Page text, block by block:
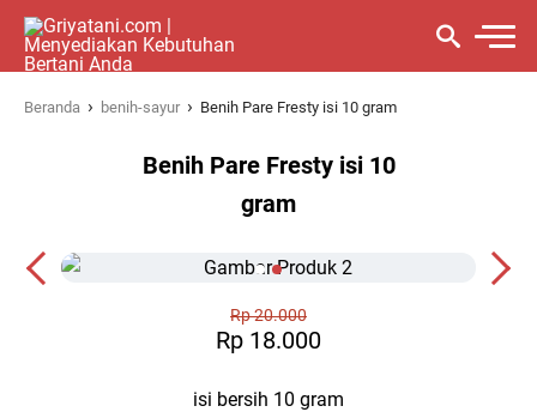
Beranda › benih-sayur › Benih Pare Fresty isi 10 gram
Benih Pare Fresty isi 10
gram
Rp 20.000
Rp 18.000
isi bersih 10 gram